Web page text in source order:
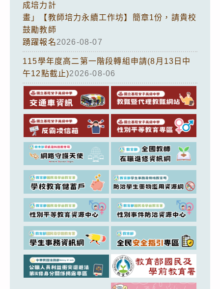
成培力計
畫」【教師培力永續工作坊】簡章1份，請貴校
鼓勵教師
踴躍報名2026-08-07
115學年度高二第一階段轉組申請(8月13日中
午12點截止)2026-08-06